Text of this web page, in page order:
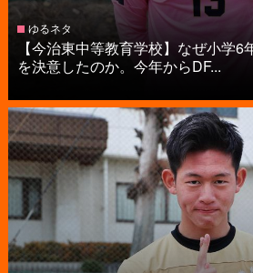
ゆるネタ
【今治東中等教育学校】なぜ小学
を決意したのか。今年からDF...